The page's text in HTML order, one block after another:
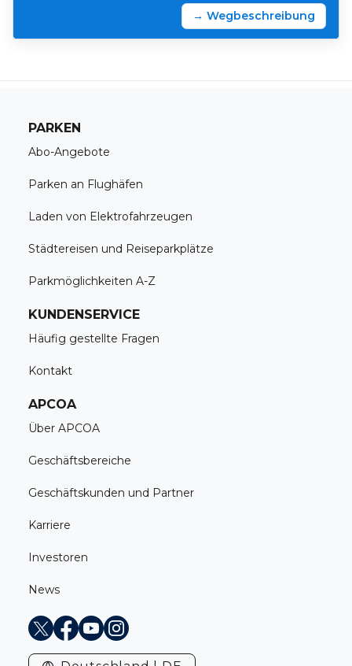
→ Wegbeschreibung
PARKEN
Abo-Angebote
Parken an Flughäfen
Laden von Elektrofahrzeugen
Städtereisen und Reiseparkplätze
Parkmöglichkeiten A-Z
KUNDENSERVICE
Häufig gestellte Fragen
Kontakt
APCOA
Über APCOA
Geschäftsbereiche
Geschäftskunden und Partner
Karriere
Investoren
News
X Facebook
YoutubeInstagram